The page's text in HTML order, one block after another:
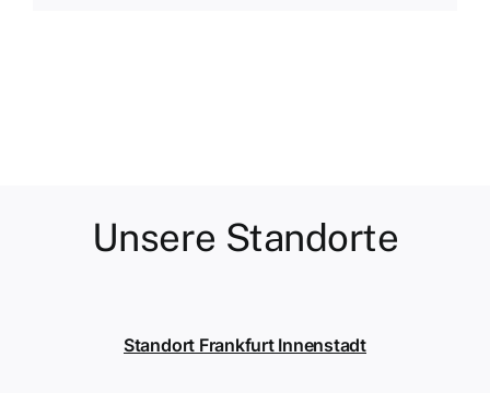
Unsere Standorte
Standort Frankfurt Innenstadt